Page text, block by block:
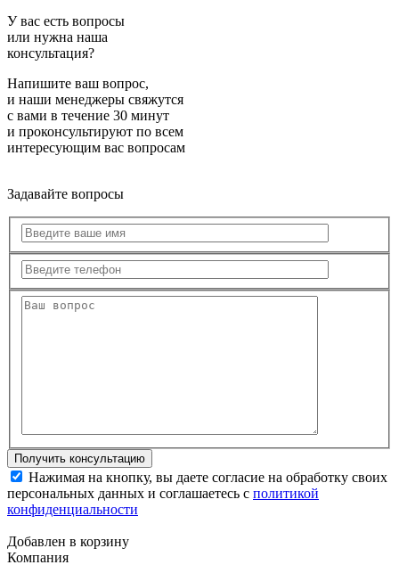
У вас есть вопросы
или нужна наша
консультация?
Напишите ваш вопрос,
и наши менеджеры свяжутся
с вами в течение 30 минут
и проконсультируют по всем
интересующим вас вопросам
Задавайте вопросы
Нажимая на кнопку, вы даете согласие на обработку своих
персональных данных и соглашаетесь с политикой
конфиденциальности
Добавлен в корзину
Компания